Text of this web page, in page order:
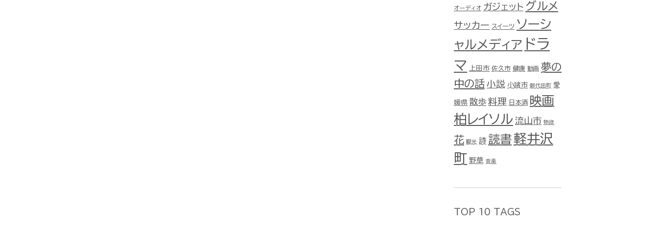
オーディオ ガジェット グルメ
サッカー スイーツ ソーシ
ャルメディア ドラ
マ
上田市 佐久市 健康 動画 夢の
中の話 小説 小諸市 御代田町 愛
媛県 散歩 料理 日本酒 映画
柏レイソル 流山市 物欲
花 観光 詩 読書軽井沢
町 野草 音楽
TOP 10 TAGS